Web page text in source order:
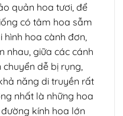
quản hoa tươi, để
có tâm hoa sẫm
hình hoa cành đơn,
nhau, giữa các cánh
dễ bị rụng,
năng di truyền rất
nhất là những hoa
đường kính hoa lớn